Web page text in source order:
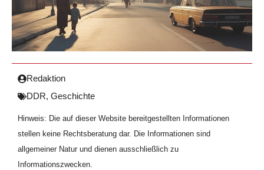
Redaktion
DDR, Geschichte
Hinweis: Die auf dieser Website bereitgestellten Informationen
stellen keine Rechtsberatung dar. Die Informationen sind
allgemeiner Natur und dienen ausschließlich zu
Informationszwecken.